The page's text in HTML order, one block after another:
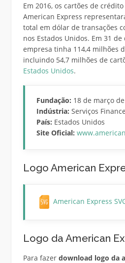
Em 2016, os cartões de
American Express
total em dólar de transações
nos Estados Unidos. Em 31
empresa tinha 114,4 milhões
incluindo 54,7 milhões de
Estados Unidos.
Fundação: 18 de março
Indústria: Serviços
País: Estados Unidos
Site Oficial:
Logo American
American Express
Logo da American
Para fazer download logo da